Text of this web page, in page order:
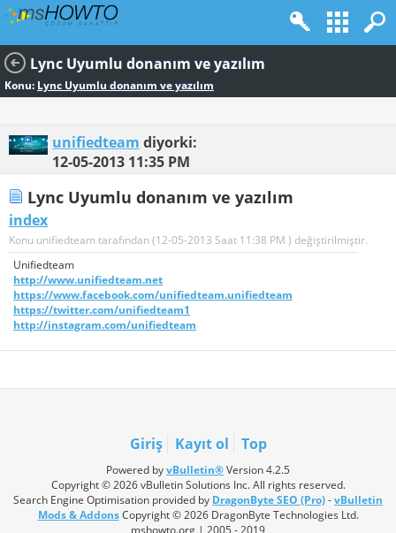
Lync Uyumlu donanım ve yazılım
Konu: Lync Uyumlu donanım ve yazılım
unifiedteam diyorki:
12-05-2013 11:35 PM
Lync Uyumlu donanım ve yazılım
index
Konu unifiedteam tarafından (12-05-2013 Saat 11:38 PM ) değiştirilmiştir.
Unifiedteam
http://www.unifiedteam.net
https://www.facebook.com/unifiedteam.unifiedteam
https://twitter.com/unifiedteam1
http://instagram.com/unifiedteam
Giriş Kayıt ol Top
Powered byvBulletin®Version 4.2.5
Copyright © 2026 vBulletin Solutions Inc. All rights reserved.
Search Engine Optimisation provided by DragonByte SEO (Pro)-vBulletin
Mods & AddonsCopyright © 2026 DragonByte Technologies Ltd.